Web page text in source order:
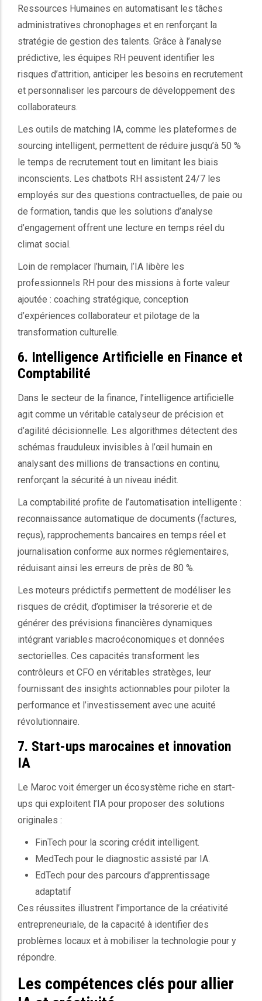
Ressources Humaines en automatisant les tâches
administratives chronophages et en renforçant la
stratégie de gestion des talents. Grâce à l’analyse
prédictive, les équipes RH peuvent identifier les
risques d’attrition, anticiper les besoins en recrutement
et personnaliser les parcours de développement des
collaborateurs.
Les outils de matching IA, comme les plateformes de
sourcing intelligent, permettent de réduire jusqu’à 50 %
le temps de recrutement tout en limitant les biais
inconscients. Les chatbots RH assistent 24/7 les
employés sur des questions contractuelles, de paie ou
de formation, tandis que les solutions d’analyse
d’engagement offrent une lecture en temps réel du
climat social.
Loin de remplacer l’humain, l’IA libère les
professionnels RH pour des missions à forte valeur
ajoutée : coaching stratégique, conception
d’expériences collaborateur et pilotage de la
transformation culturelle.
6. Intelligence Artificielle en Finance et
Comptabilité
Dans le secteur de la finance, l’intelligence artificielle
agit comme un véritable catalyseur de précision et
d’agilité décisionnelle. Les algorithmes détectent des
schémas frauduleux invisibles à l’œil humain en
analysant des millions de transactions en continu,
renforçant la sécurité à un niveau inédit.
La comptabilité profite de l’automatisation intelligente :
reconnaissance automatique de documents (factures,
reçus), rapprochements bancaires en temps réel et
journalisation conforme aux normes réglementaires,
réduisant ainsi les erreurs de près de 80 %.
Les moteurs prédictifs permettent de modéliser les
risques de crédit, d’optimiser la trésorerie et de
générer des prévisions financières dynamiques
intégrant variables macroéconomiques et données
sectorielles. Ces capacités transforment les
contrôleurs et CFO en véritables stratèges, leur
fournissant des insights actionnables pour piloter la
performance et l’investissement avec une acuité
révolutionnaire.
7. Start-ups marocaines et innovation
IA
Le Maroc voit émerger un écosystème riche en start-
ups qui exploitent l’IA pour proposer des solutions
originales :
FinTech pour la scoring crédit intelligent.
MedTech pour le diagnostic assisté par IA.
EdTech pour des parcours d’apprentissage
adaptatif
Ces réussites illustrent l’importance de la créativité
entrepreneuriale, de la capacité à identifier des
problèmes locaux et à mobiliser la technologie pour y
répondre.
Les compétences clés pour allier